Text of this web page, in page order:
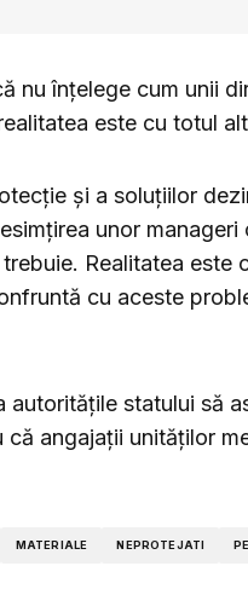
nu înțelege cum unii
este cu totul
și a soluțiilor
unor
Realitatea este
cu aceste
autoritățile statului să
angajații unităților
MATERIALE NEPROTEJATI